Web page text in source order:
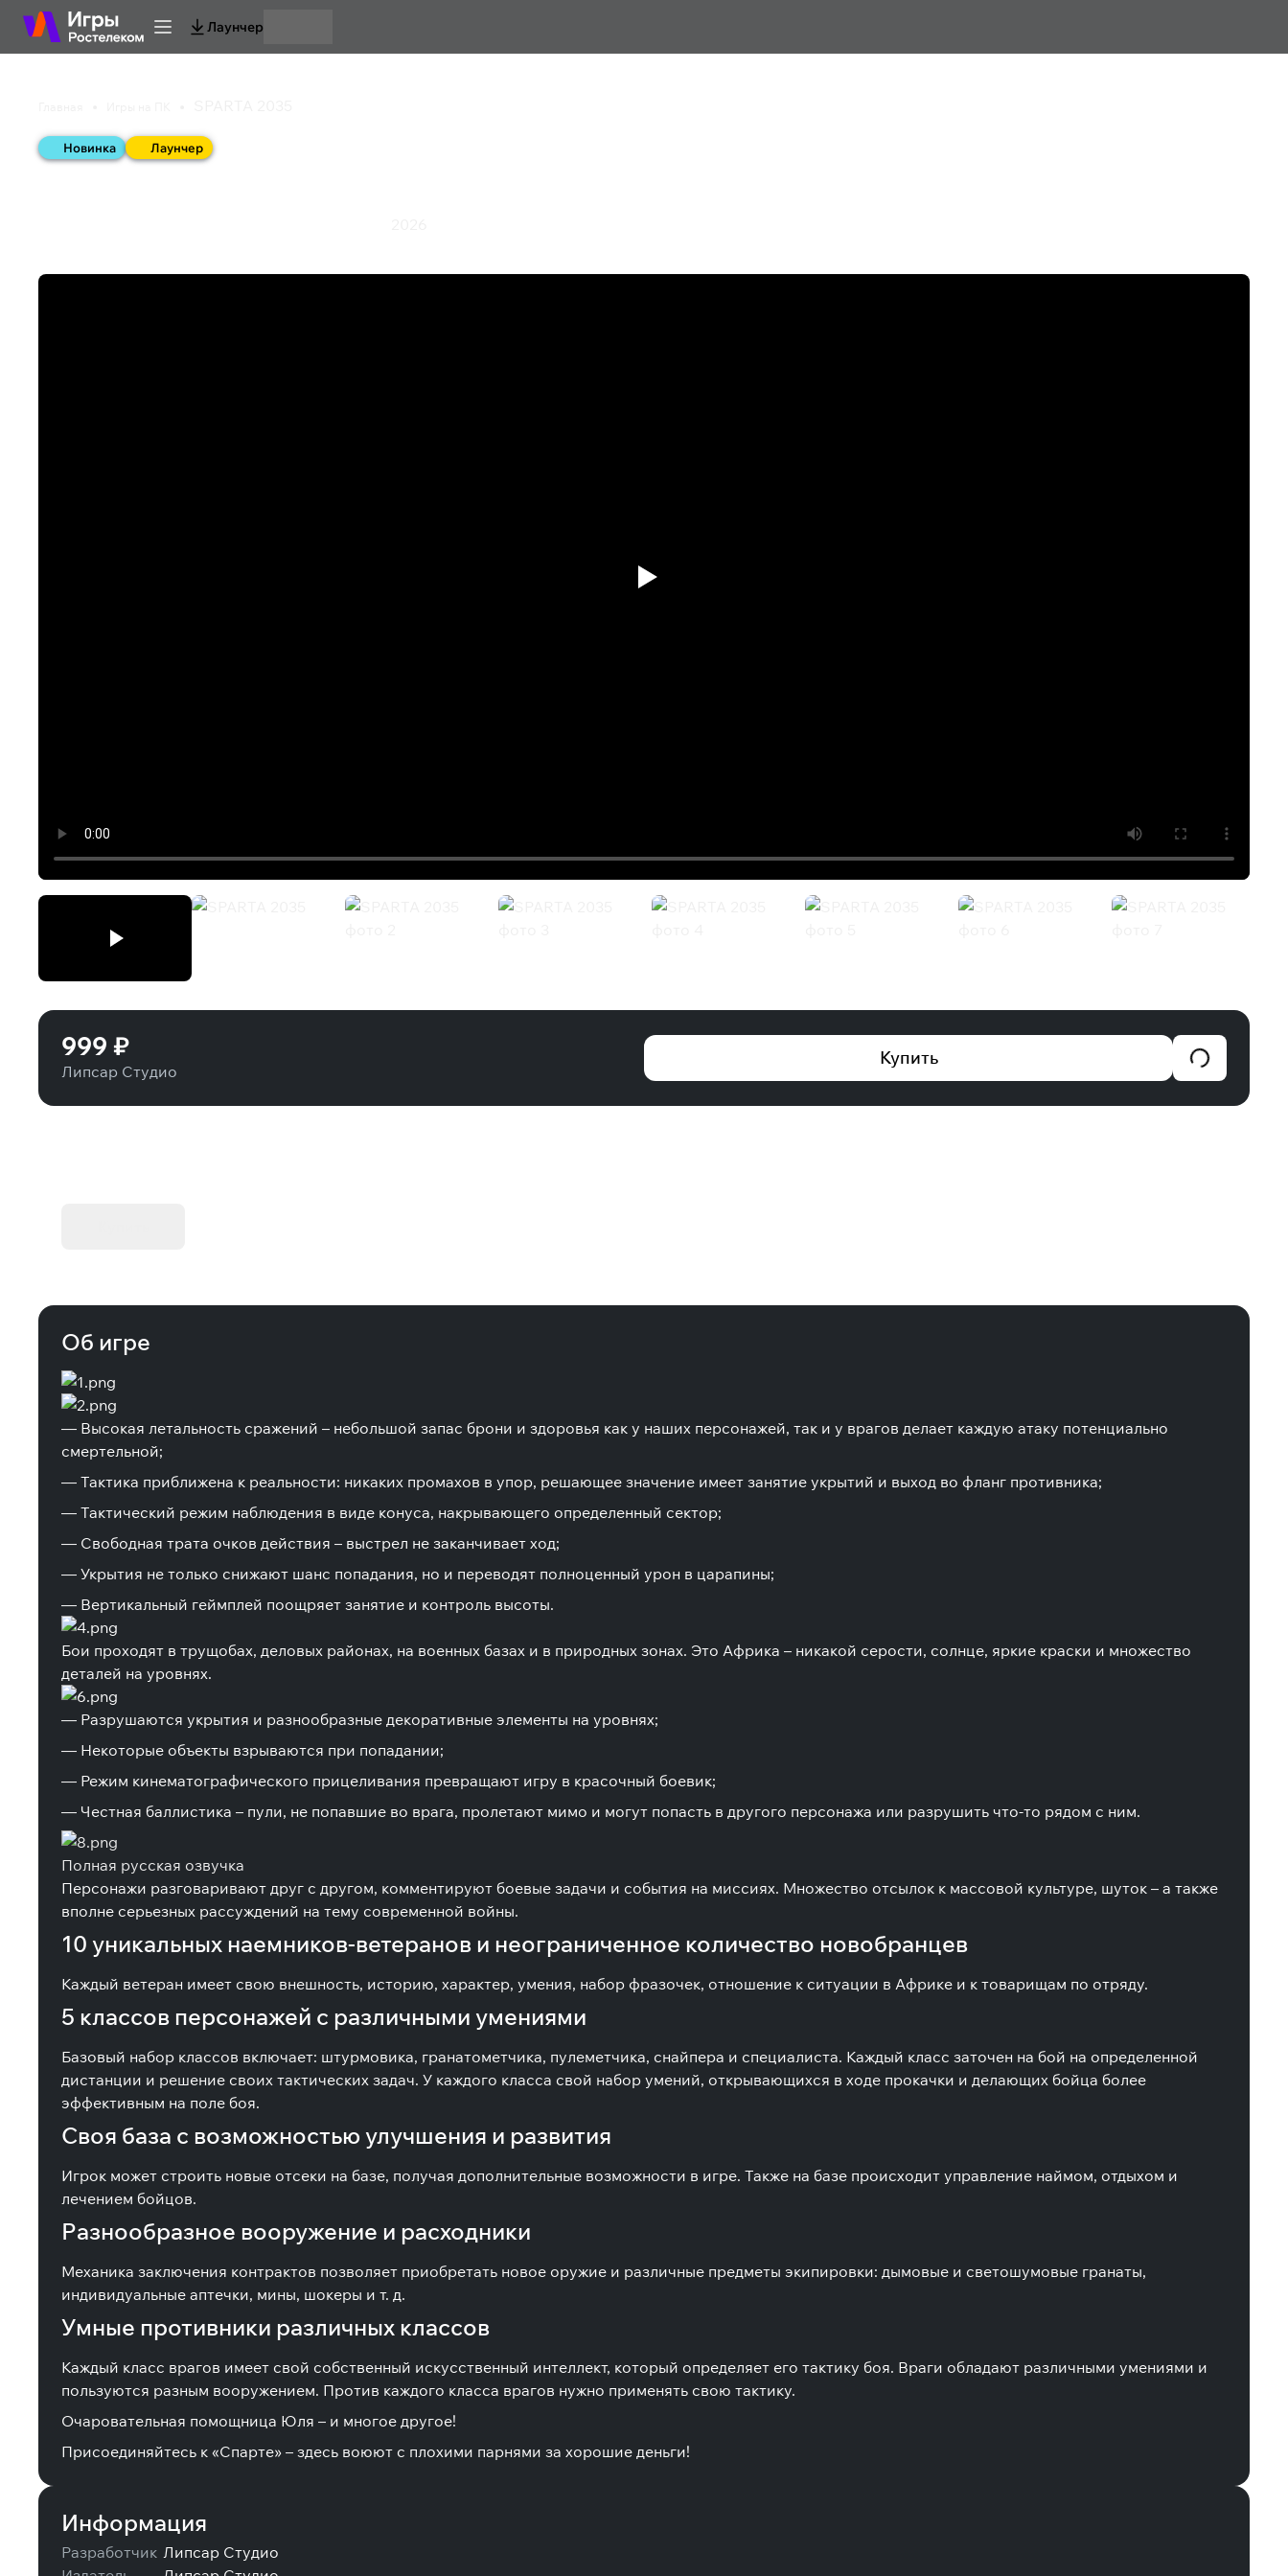
Лаунчер
Новинка Лаунчер
999 ₽
Липсар Студио
Купить
Об игре
— Высокая летальность сражений – небольшой запас брони и здоровья как у наших персонажей, так и у врагов делает каждую атаку потенциально
смертельной;
— Тактика приближена к реальности: никаких промахов в упор, решающее значение имеет занятие укрытий и выход во фланг противника;
— Тактический режим наблюдения в виде конуса, накрывающего определенный сектор;
— Свободная трата очков действия – выстрел не заканчивает ход;
— Укрытия не только снижают шанс попадания, но и переводят полноценный урон в царапины;
— Вертикальный геймплей поощряет занятие и контроль высоты.
Бои проходят в трущобах, деловых районах, на военных базах и в природных зонах. Это Африка – никакой серости, солнце, яркие краски и множество
деталей на уровнях.
— Разрушаются укрытия и разнообразные декоративные элементы на уровнях;
— Некоторые объекты взрываются при попадании;
— Режим кинематографического прицеливания превращают игру в красочный боевик;
— Честная баллистика – пули, не попавшие во врага, пролетают мимо и могут попасть в другого персонажа или разрушить что-то рядом с ним.
Полная русская озвучка
Персонажи разговаривают друг с другом, комментируют боевые задачи и события на миссиях. Множество отсылок к массовой культуре, шуток – а также
вполне серьезных рассуждений на тему современной войны.
10 уникальных наемников-ветеранов и неограниченное количество новобранцев
Каждый ветеран имеет свою внешность, историю, характер, умения, набор фразочек, отношение к ситуации в Африке и к товарищам по отряду.
5 классов персонажей с различными умениями
Базовый набор классов включает: штурмовика, гранатометчика, пулеметчика, снайпера и специалиста. Каждый класс заточен на бой на определенной
дистанции и решение своих тактических задач. У каждого класса свой набор умений, открывающихся в ходе прокачки и делающих бойца более
эффективным на поле боя.
Своя база с возможностью улучшения и развития
Игрок может строить новые отсеки на базе, получая дополнительные возможности в игре. Также на базе происходит управление наймом, отдыхом и
лечением бойцов.
Разнообразное вооружение и расходники
Механика заключения контрактов позволяет приобретать новое оружие и различные предметы экипировки: дымовые и светошумовые гранаты,
индивидуальные аптечки, мины, шокеры и т. д.
Умные противники различных классов
Каждый класс врагов имеет свой собственный искусственный интеллект, который определяет его тактику боя. Враги обладают различными умениями и
пользуются разным вооружением. Против каждого класса врагов нужно применять свою тактику.
Очаровательная помощница Юля – и многое другое!
Присоединяйтесь к «Спарте» – здесь воюют с плохими парнями за хорошие деньги!
Информация
Разработчик Липсар Студио